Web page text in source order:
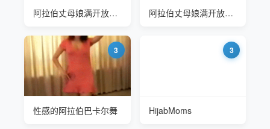
阿拉伯丈母娘满开放的哦 阿拉伯丈母娘满开放的哦
3
性感的阿拉伯巴卡尔舞
3
HijabMoms